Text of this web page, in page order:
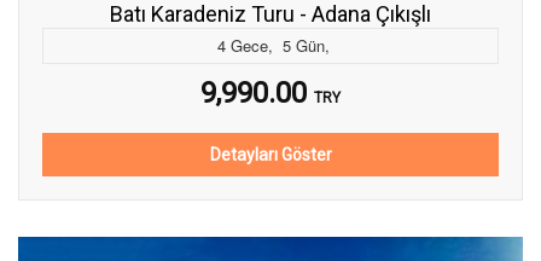
Batı Karadeniz Turu - Adana Çıkışlı
4 Gece, 5 Gün,
9,990.00 TRY
Detayları Göster